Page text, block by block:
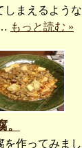
まえるよう
もっと読む »
作ってみま